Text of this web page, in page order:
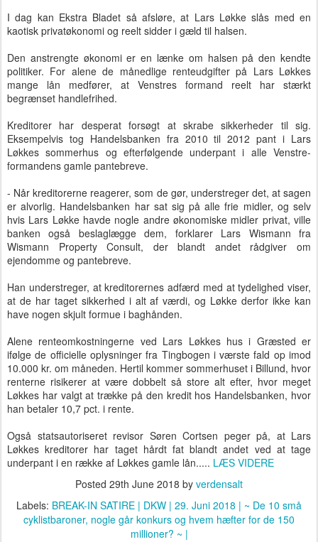
I dag kan Ekstra Bladet så afsløre, at Lars Løkke slås med en
kaotisk privatøkonomi og reelt sidder i gæld til halsen.
Den anstrengte økonomi er en lænke om halsen på den kendte
politiker. For alene de månedlige renteudgifter på Lars Løkkes
mange lån medfører, at Venstres formand reelt har stærkt
begrænset handlefrihed.
Kreditorer har desperat forsøgt at skrabe sikkerheder til sig.
Eksempelvis tog Handelsbanken fra 2010 til 2012 pant i Lars
Løkkes sommerhus og efterfølgende underpant i alle Venstre-
formandens gamle pantebreve.
- Når kreditorerne reagerer, som de gør, understreger det, at sagen
er alvorlig. Handelsbanken har sat sig på alle frie midler, og selv
hvis Lars Løkke havde nogle andre økonomiske midler privat, ville
banken også beslaglægge dem, forklarer Lars Wismann fra
Wismann Property Consult, der blandt andet rådgiver om
ejendomme og pantebreve.
Han understreger, at kreditorernes adfærd med at tydelighed viser,
at de har taget sikkerhed i alt af værdi, og Løkke derfor ikke kan
have nogen skjult formue i baghånden.
Alene renteomkostningerne ved Lars Løkkes hus i Græsted er
ifølge de officielle oplysninger fra Tingbogen i værste fald op imod
10.000 kr. om måneden. Hertil kommer sommerhuset i Billund, hvor
renterne risikerer at være dobbelt så store alt efter, hvor meget
Løkkes har valgt at trække på den kredit hos Handelsbanken, hvor
han betaler 10,7 pct. i rente.
Også statsautoriseret revisor Søren Cortsen peger på, at Lars
Løkkes kreditorer har taget hårdt fat blandt andet ved at tage
underpant i en række af Løkkes gamle lån..... LÆS VIDERE
Posted 29th June 2018 by verdensalt
Labels: BREAK-IN SATIRE | DKW | 29. Juni 2018 | ~ De 10 små
cyklistbaroner nogle går konkurs og hvem hæfter for de 150
millioner? ~ |